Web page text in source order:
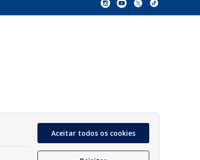
Aceitar todos os cookies